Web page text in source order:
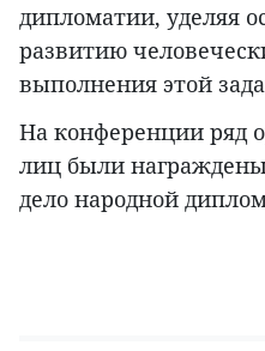
дипломатии, уделяя
развитию
выполнения этой
На конференции ряд
лиц были
дело народной